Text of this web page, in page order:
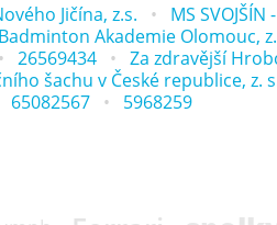
Jičína, z.s. MS SVOJŠÍN
Badminton Akademie Olomouc,
26569434 Za zdravější
šachu v České republice, z.
65082567
5968259